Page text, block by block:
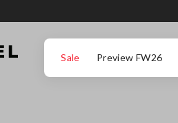
Sale Preview FW26